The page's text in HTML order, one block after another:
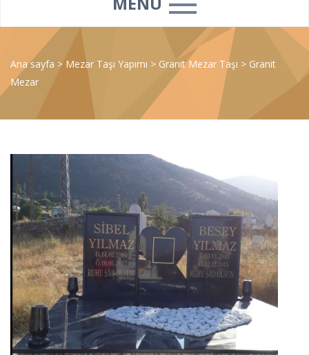
Ana sayfa > Mezar Taşı Yapımı > Granit Mezar Taşı > Granit
Mezar